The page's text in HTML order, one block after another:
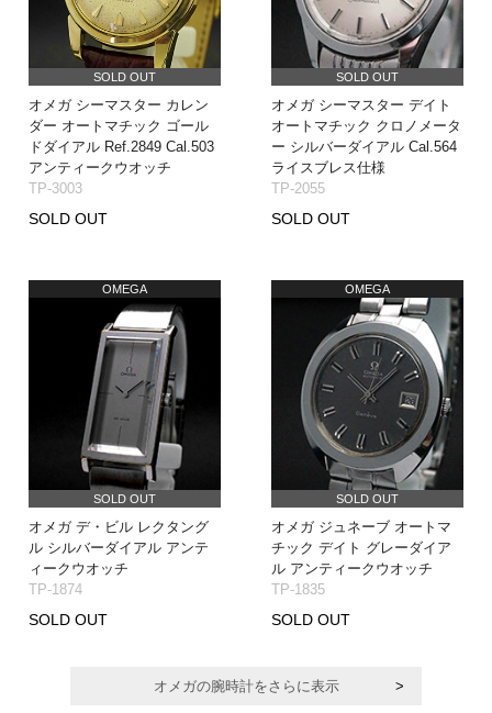
SOLD OUT
オメガ シーマスター カレン
ダー オートマチック ゴール
ドダイアル Ref.2849 Cal.503
アンティークウオッチ
TP-3003
SOLD OUT
SOLD OUT
オメガ シーマスター デイト
オートマチック クロノメータ
ー シルバーダイアル Cal.564
ライスブレス仕様
TP-2055
SOLD OUT
OMEGA
SOLD OUT
オメガ デ・ビル レクタング
ル シルバーダイアル アンテ
ィークウオッチ
TP-1874
SOLD OUT
OMEGA
SOLD OUT
オメガ ジュネーブ オートマ
チック デイト グレーダイア
ル アンティークウオッチ
TP-1835
SOLD OUT
オメガの腕時計をさらに表示